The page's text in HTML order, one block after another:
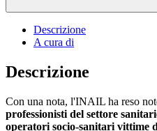
Descrizione
A cura di
Descrizione
Con una nota, l'INAIL ha reso
professionisti del settore
operatori socio-sanitari vittime